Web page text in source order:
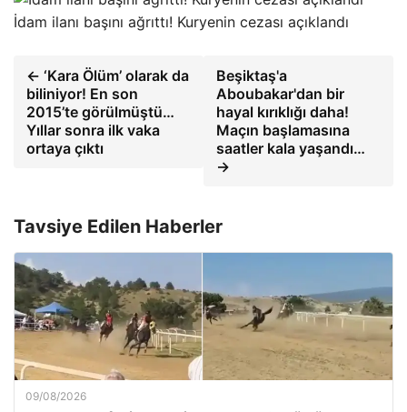
İdam ilanı başını ağrıttı! Kuryenin cezası açıklandı
← ‘Kara Ölüm’ olarak da
biliniyor! En son
2015’te görülmüştü…
Yıllar sonra ilk vaka
ortaya çıktı
Beşiktaş'a
Aboubakar'dan bir
hayal kırıklığı daha!
Maçın başlamasına
saatler kala yaşandı…
→
Tavsiye Edilen Haberler
09/08/2026